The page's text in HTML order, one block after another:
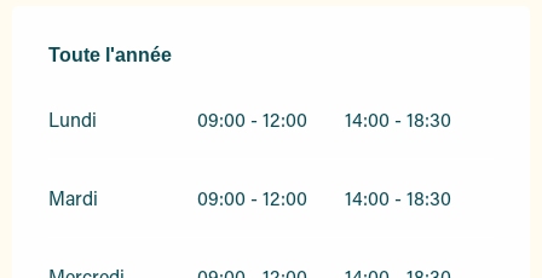
Toute l'année
Toute l'année
Lundi 09:00 - 12:00 14:00 - 18:30
Mardi 09:00 - 12:00 14:00 - 18:30